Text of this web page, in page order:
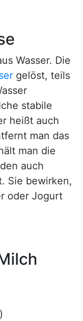
Wasser. Die
gelöst, teils
stabile
heißt auch
man das
man die
auch
Sie bewirken,
oder Jogurt